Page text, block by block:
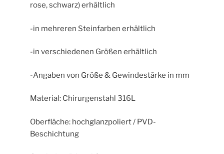
rose, schwarz) erhältlich
-in mehreren Steinfarben erhältlich
-in verschiedenen Größen erhältlich
-Angaben von Größe & Gewindestärke in mm
Material: Chirurgenstahl 316L
Oberfläche: hochglanzpoliert / PVD-
Beschichtung